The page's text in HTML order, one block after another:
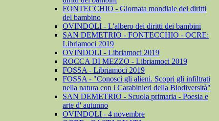
FONTECCHIO - Giornata mondiale dei diritti
del bambino
OVINDOLI - L'albero dei diritti dei bambini
SAN DEMETRIO - FONTECCHIO - OCRE:
Libriamoci 2019
OVINDOLI - Libriamoci 2019
ROCCA DI MEZZO - Libriamoci 2019
FOSSA - Libriamoci 2019
FOSSA - "Conosci gli alieni. Scopri gli infiltrati
nella natura con i Carabinieri della Biodiversità"
SAN DEMETRIO - Scuola primaria - Poesia e
arte d' autunno
OVINDOLI - 4 novembre